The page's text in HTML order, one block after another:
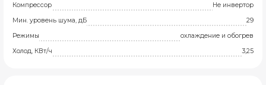
Компрессор
Не инвертор
Мин. уровень шума, дБ
29
Режимы
охлаждение и обогрев
Холод, КВт/ч
3,25